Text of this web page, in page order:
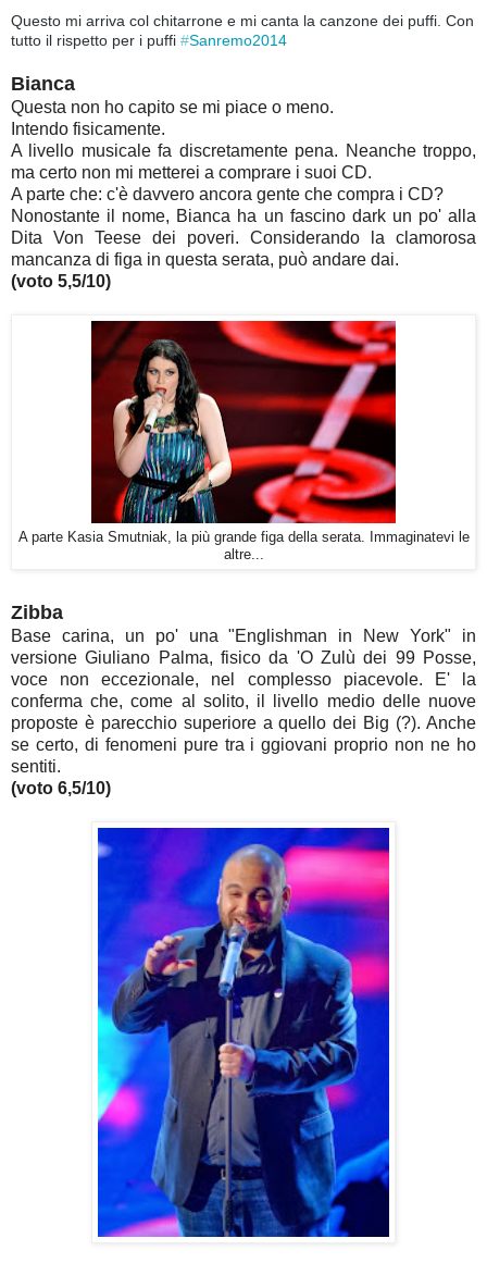
Questo mi arriva col chitarrone e mi canta la canzone dei puffi. Con
tutto il rispetto per i puffi #Sanremo2014
Bianca
Questa non ho capito se mi piace o meno.
Intendo fisicamente.
A livello musicale fa discretamente pena. Neanche troppo,
ma certo non mi metterei a comprare i suoi CD.
A parte che: c'è davvero ancora gente che compra i CD?
Nonostante il nome, Bianca ha un fascino dark un po' alla
Dita Von Teese dei poveri. Considerando la clamorosa
mancanza di figa in questa serata, può andare dai.
(voto 5,5/10)
A parte Kasia Smutniak, la più grande figa della serata. Immaginatevi le
altre...
Zibba
Base carina, un po' una "Englishman in New York" in
versione Giuliano Palma, fisico da 'O Zulù dei 99 Posse,
voce non eccezionale, nel complesso piacevole. E' la
conferma che, come al solito, il livello medio delle nuove
proposte è parecchio superiore a quello dei Big (?). Anche
se certo, di fenomeni pure tra i ggiovani proprio non ne ho
sentiti.
(voto 6,5/10)